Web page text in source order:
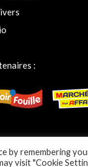
:
© MAXEL
by remembering
visit "Cookie